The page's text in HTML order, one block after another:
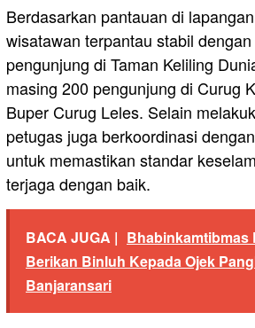
Berdasarkan pantauan di
wisatawan terpantau stabil
pengunjung di Taman Keliling
masing 200 pengunjung di Curug
Buper Curug Leles. Selain
petugas juga berkoordinasi
untuk memastikan standar
terjaga dengan baik.
BACA JUGA | Bhabinkamtibmas
Berikan Binluh Kepada Ojek
Banjaransari